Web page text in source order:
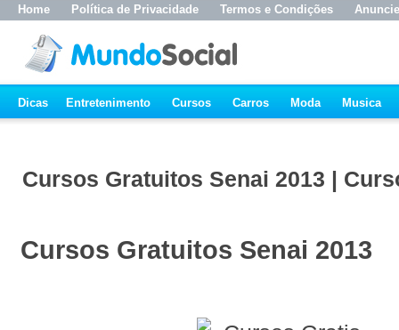
Home Política de Privacidade Termos e Condições Anuncie
Dicas Entretenimento Cursos Carros Moda Musica
Cursos Gratuitos Senai 2013 |
Cursos Gratuitos Senai 2013